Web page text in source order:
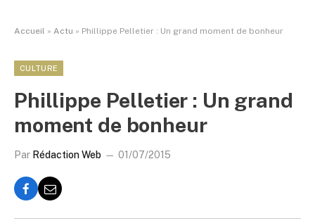
Accueil » Actu » Phillippe Pelletier : Un grand moment de bonheur
CULTURE
Phillippe Pelletier : Un grand
moment de bonheur
Par Rédaction Web 01/07/2015